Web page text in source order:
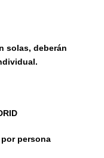
solas, deberán
por persona